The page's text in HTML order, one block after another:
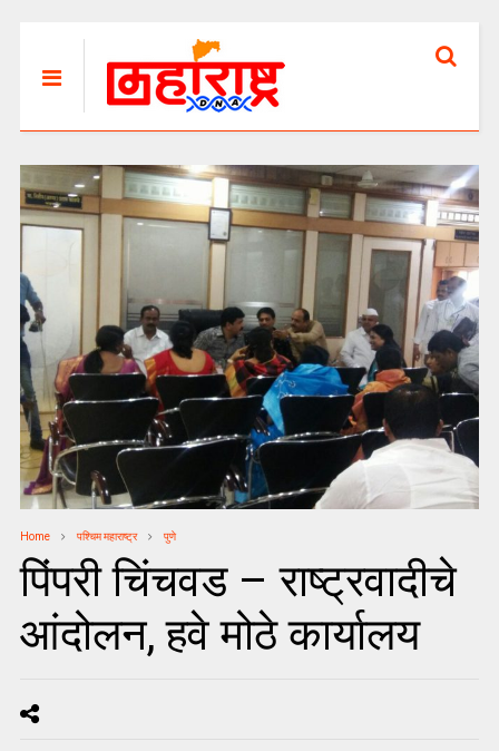
Home पश्चिम महाराष्ट्र पुणे
पिंपरी चिंचवड – राष्ट्रवादीचे
आंदोलन, हवे मोठे कार्यालय